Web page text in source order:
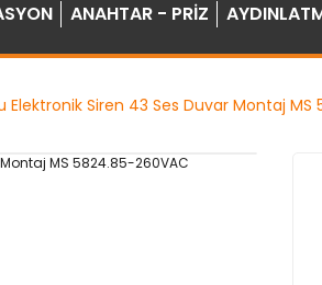
ANAHTAR - PRİZ
Elektronik Siren 43 Ses Duvar Montaj MS